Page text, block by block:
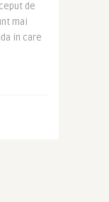
de
mai
in care